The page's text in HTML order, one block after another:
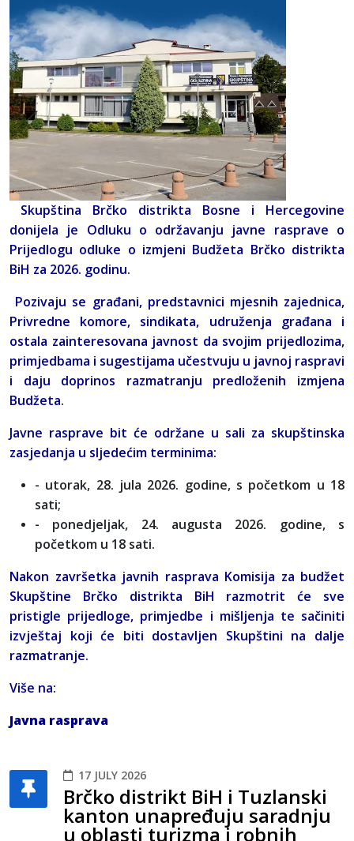
Skupština Brčko distrikta Bosne i Hercegovine
donijela je Odluku o održavanju javne rasprave o
Prijedlogu odluke o izmjeni Budžeta Brčko distrikta
BiH za 2026. godinu.
Pozivaju se građani, predstavnici mjesnih zajednica,
Privredne komore, sindikata, udruženja građana i
ostala zainteresovana javnost da svojim prijedlozima,
primjedbama i sugestijama učestvuju u javnoj raspravi
i daju doprinos razmatranju predloženih izmjena
Budžeta.
Javne rasprave bit će održane u sali za skupštinska
zasjedanja u sljedećim terminima:
- utorak, 28. jula 2026. godine, s početkom u 18
sati;
- ponedjeljak, 24. augusta 2026. godine, s
početkom u 18 sati.
Nakon završetka javnih rasprava Komisija za budžet
Skupštine Brčko distrikta BiH razmotrit će sve
pristigle prijedloge, primjedbe i mišljenja te sačiniti
izvještaj koji će biti dostavljen Skupštini na dalje
razmatranje.
Više na:
Javna rasprava
17 JULY 2026
Brčko distrikt BiH i Tuzlanski
kanton unapređuju saradnju
u oblasti turizma i robnih